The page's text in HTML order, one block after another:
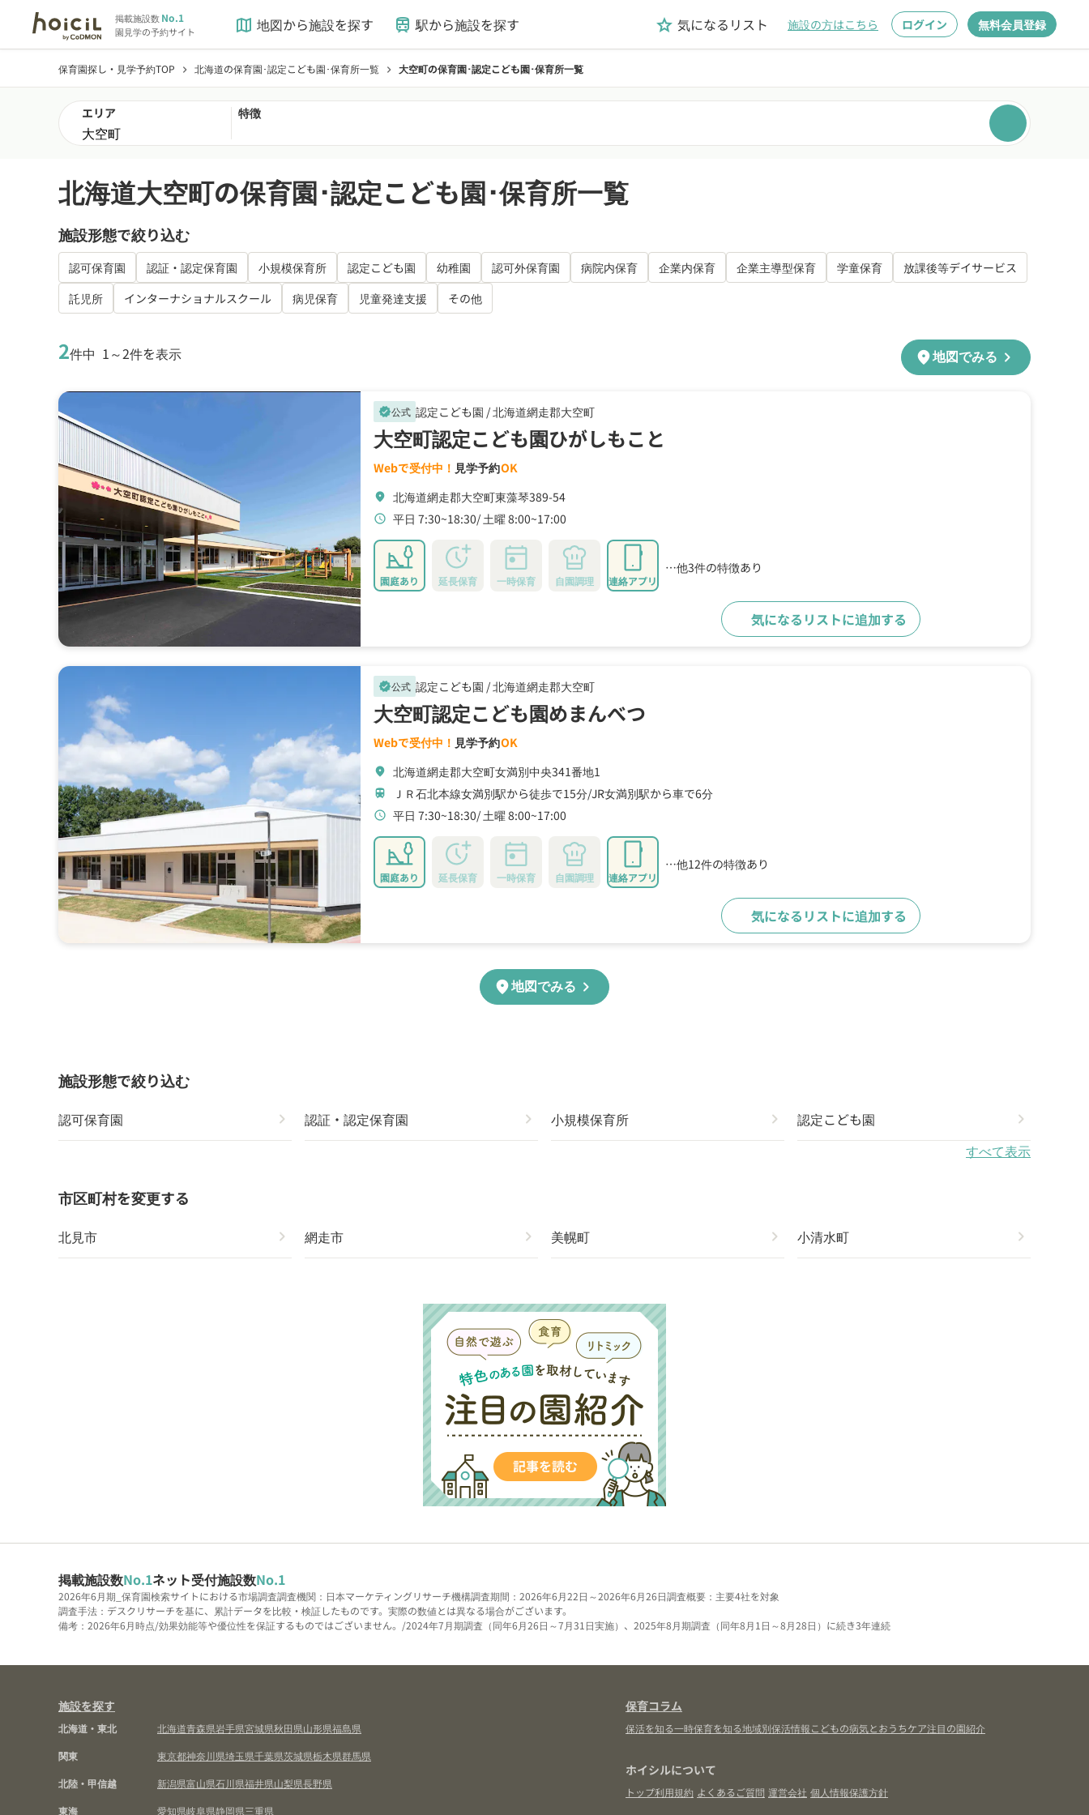
掲載施設数No.1
園見学の予約サイト map 地図から施設を探す train 駅から施設を探す grade 気になるリスト 施設の方はこちら ログイン 無料会員登録
保育園探し・見学予約TOP chevron_right 北海道の保育園･認定こども園･保育所一覧 chevron_right 大空町の保育園･認定こども園･保育所一覧
エリア 特徴
北海道大空町の保育園･認定こども園･保育所一覧
施設形態で絞り込む
認可保育園 認証・認定保育園 小規模保育所 認定こども園 幼稚園 認可外保育園 病院内保育 企業内保育 企業主導型保育 学童保育
放課後等デイサービス
託児所
インターナショナルスクール 病児保育 児童発達支援 その他
2件中 1～2件を表示 location_on地図でみる chevron_right
verified公式 認定こども園 /北海道網走郡大空町
大空町認定こども園ひがしもこと
Webで受付中！ 見学予約OK
location_on 北海道網走郡大空町東藻琴389-54
schedule 平日 7:30~18:30 土曜 8:00~17:00
園庭あり 延長保育 一時保育 自園調理 連絡アプリ
…他3件の特徴あり
気になるリストに追加する
verified公式 認定こども園 /北海道網走郡大空町
大空町認定こども園めまんべつ
Webで受付中！ 見学予約OK
location_on 北海道網走郡大空町女満別中央341番地1
train ＪＲ石北本線女満別駅から徒歩で15分 JR女満別駅から車で6分
schedule 平日 7:30~18:30 土曜 8:00~17:00
園庭あり 延長保育 一時保育 自園調理 連絡アプリ
…他12件の特徴あり
気になるリストに追加する
location_on地図でみる chevron_right
施設形態で絞り込む
認可保育園 chevron_right 認証・認定保育園 chevron_right 小規模保育所 chevron_right 認定こども園 chevron_right
すべて表示
市区町村を変更する
北見市 chevron_right 網走市 chevron_right 美幌町 chevron_right 小清水町 chevron_right
掲載施設数No.1ネット受付施設数No.1
2026年6月期_保育園検索サイトにおける市場調査調査機関：日本マーケティングリサーチ機構調査期間：2026年6月22日～2026年6月26日調査概要：主要4社を対象
調査手法：デスクリサーチを基に、累計データを比較・検証したものです。実際の数値とは異なる場合がございます。
備考：2026年6月時点/効果効能等や優位性を保証するものではございません。/2024年7月期調査（同年6月26日～7月31日実施）、2025年8月期調査（同年8月1日～8月28日）に続き3年連続
施設を探す
北海道・東北 北海道青森県岩手県宮城県秋田県山形県福島県
関東
東京都神奈川県埼玉県千葉県茨城県栃木県群馬県
北陸・甲信越
新潟県富山県石川県福井県山梨県長野県
東海
愛知県岐阜県静岡県三重県
保育コラム
保活を知る一時保育を知る地域別保活情報こどもの病気とおうちケア注目の園紹介
ホイシルについて
トップ利用規約 よくあるご質問 運営会社 個人情報保護方針